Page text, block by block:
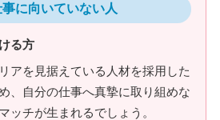
事に向いていない人
る方
アを見据えている人材を採用した
、自分の仕事へ真摯に取り組めな
ッチが生まれるでしょう。